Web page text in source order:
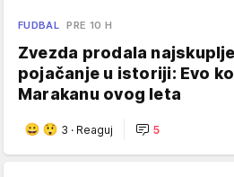
FUDBAL PRE 10 H
Zvezda prodala
pojačanje u istoriji: Evo
Marakanu ovog leta
3 · Reaguj 5